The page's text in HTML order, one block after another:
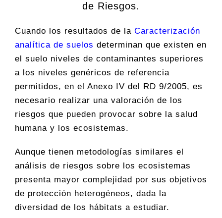
de Riesgos.
Cuando los resultados de la Caracterización
analítica de suelos determinan que existen en
el suelo niveles de contaminantes superiores
a los niveles genéricos de referencia
permitidos, en el Anexo IV del RD 9/2005, es
necesario realizar una valoración de los
riesgos que pueden provocar sobre la salud
humana y los ecosistemas.
Aunque tienen metodologías similares el
análisis de riesgos sobre los ecosistemas
presenta mayor complejidad por sus objetivos
de protección heterogéneos, dada la
diversidad de los hábitats a estudiar.